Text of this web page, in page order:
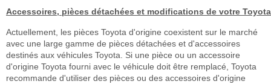
Accessoires, pièces détachées et modifications de votre Toyota
Actuellement, les pièces Toyota d'origine coexistent sur le marché
avec une large gamme de pièces détachées et d'accessoires
destinés aux véhicules Toyota. Si une pièce ou un accessoire
d'origine Toyota fourni avec le véhicule doit être remplacé, Toyota
recommande d'utiliser des pièces ou des accessoires d'origine